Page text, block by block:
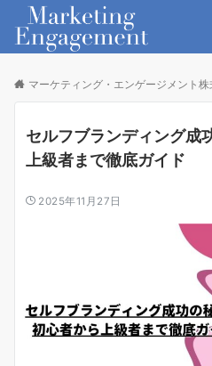
マーケティング・エンゲージメント株
セルフブランディング成
上級者まで徹底ガイド
2025年11月27日